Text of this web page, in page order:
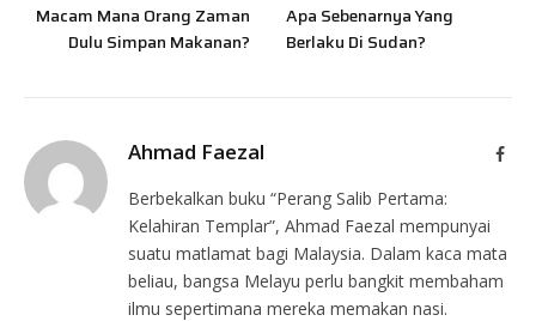
Macam Mana Orang Zaman
Dulu Simpan Makanan?
Apa Sebenarnya Yang
Berlaku Di Sudan?
Ahmad Faezal
Berbekalkan buku “Perang Salib Pertama:
Kelahiran Templar”, Ahmad Faezal mempunyai
suatu matlamat bagi Malaysia. Dalam kaca mata
beliau, bangsa Melayu perlu bangkit membaham
ilmu sepertimana mereka memakan nasi.